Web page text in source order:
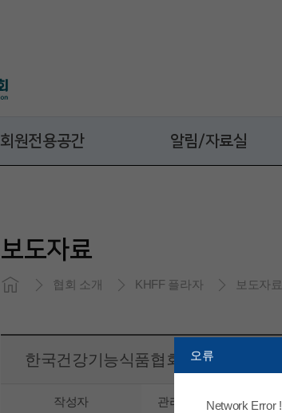
회원전용공간 알림/자료실
보도자료
협회 소개 KHFF 플라자 보도자료
한국건강기능식품협회, 건강기능식
작성자 관리자
오류
Network Error